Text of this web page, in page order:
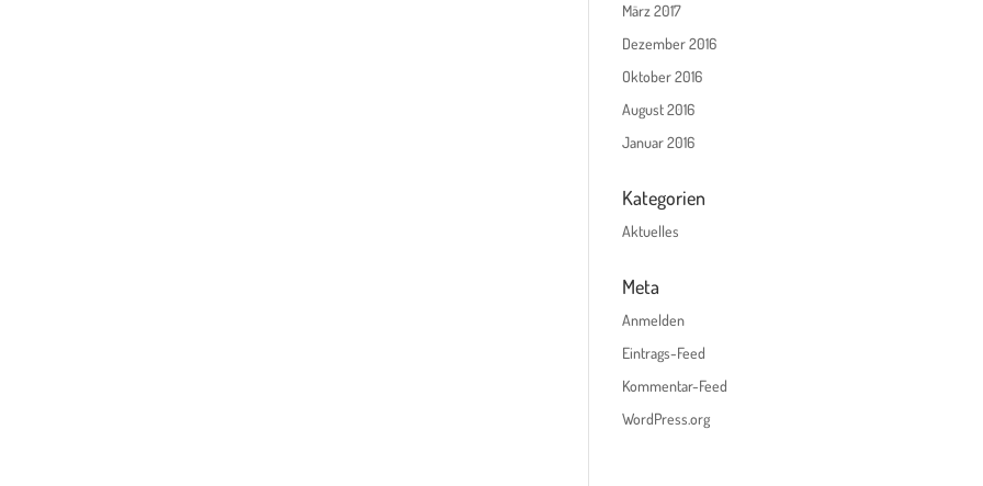
März 2017
Dezember 2016
Oktober 2016
August 2016
Januar 2016
Kategorien
Aktuelles
Meta
Anmelden
Eintrags-Feed
Kommentar-Feed
WordPress.org